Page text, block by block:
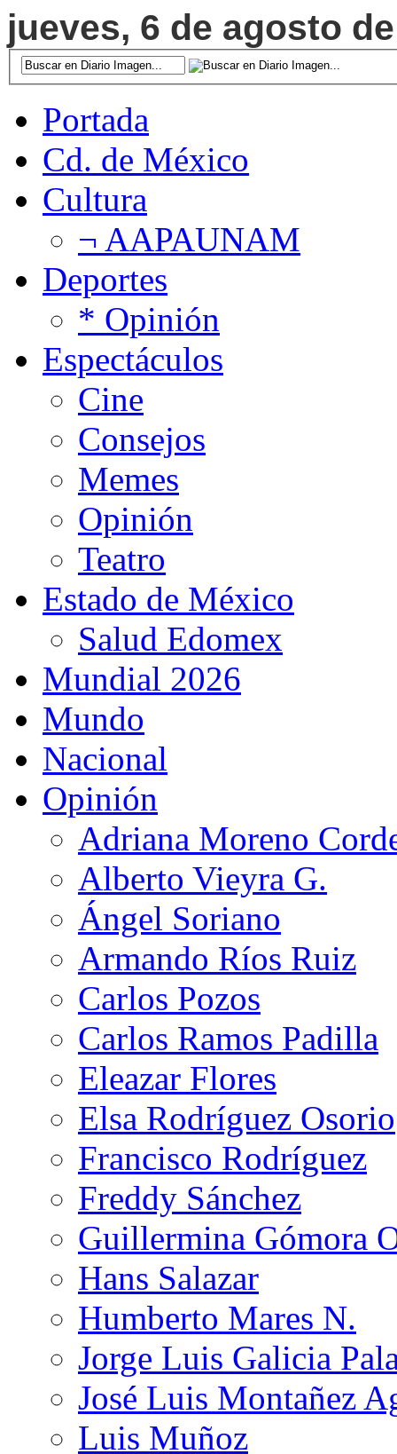
jueves, 6 de agosto
Portada
Cd. de México
Cultura
¬ AAPAUNAM
Deportes
* Opinión
Espectáculos
Cine
Consejos
Memes
Opinión
Teatro
Estado de México
Salud Edomex
Mundial 2026
Mundo
Nacional
Opinión
Adriana Moreno
Alberto Vieyra G.
Ángel Soriano
Armando Ríos Ruiz
Carlos Pozos
Carlos Ramos Padilla
Eleazar Flores
Elsa Rodríguez Osorio
Francisco Rodríguez
Freddy Sánchez
Guillermina Gómora
Hans Salazar
Humberto Mares N.
Jorge Luis Galicia
José Luis Montañez
Luis Muñoz